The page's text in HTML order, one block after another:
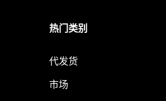
热门类别
代发货
市场